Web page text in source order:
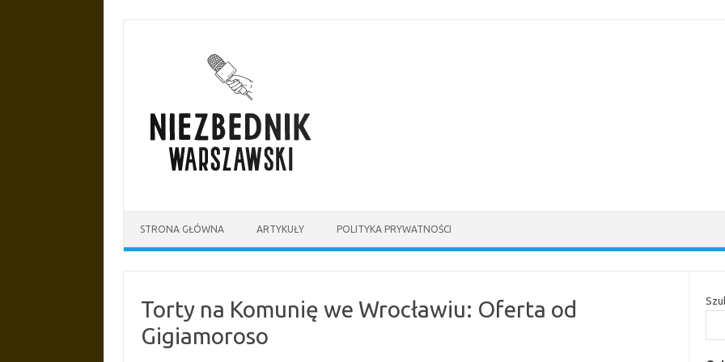
STRONA GŁÓWNA ARTYKUŁY POLITYKA PRYWATNOŚCI
Torty na Komunię we Wrocławiu: Oferta od
Gigiamoroso